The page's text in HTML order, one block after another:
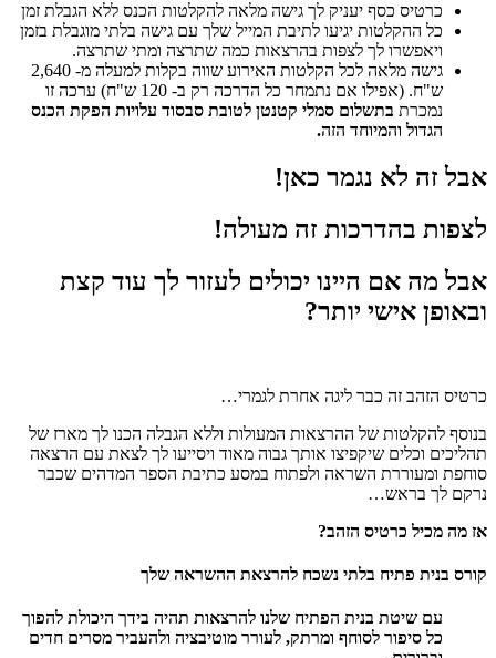
כרטיס כסף יעניק לך גישה מלאה להקלטות הכנס ללא הגבלת זמן
כל ההקלטות יגיעו לתיבת המייל שלך עם גישה בלתי מוגבלת בזמן
ויאפשרו לך לצפות בהרצאות כמה שתרצה ומתי שתרצה.
גישה מלאה לכל הקלטות האירוע שווה בקלות למעלה מ- 2,640
ש"ח. (אפילו אם נתמחר כל הדרכה רק ב- 120 ש"ח) ערכה זו
נמכרת בתשלום סמלי קטנטן לטובת סבסוד עלויות הפקת הכנס
הגדול והמיוחד הזה.
אבל זה לא נגמר כאן!
לצפות בהדרכות זה מעולה!
אבל מה אם היינו יכולים לעזור לך עוד קצת
ובאופן אישי יותר?
כרטיס הזהב זה כבר ליגה אחרת לגמרי…
בנוסף להקלטות של ההרצאות המעולות וללא הגבלה הכנו לך מארז של
תהליכים וכלים שיקפיצו אותך גבוה מאוד ויסייעו לך לצאת עם הרצאה
סוחפת ומעוררת השראה ולפתוח במסע כתיבת הספר המדהים שכבר
נרקם לך בראש…
אז מה מכיל כרטיס הזהב?
קורס בנית פתיח בלתי נשכח להרצאת ההשראה שלך
עם שיטת בנית הפתיח שלנו להרצאות תהיה בידך היכולת להפוך
כל סיפור לסוחף ומרתק, לעורר מוטיבציה ולהעביר מסרים חדים